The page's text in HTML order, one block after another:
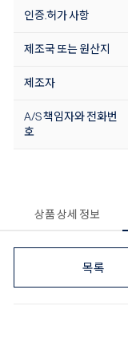
인증.허가 사항
제조국 또는 원산지
제조자
A/S 책임자와 전화번
호
상품 상세 정보
목록